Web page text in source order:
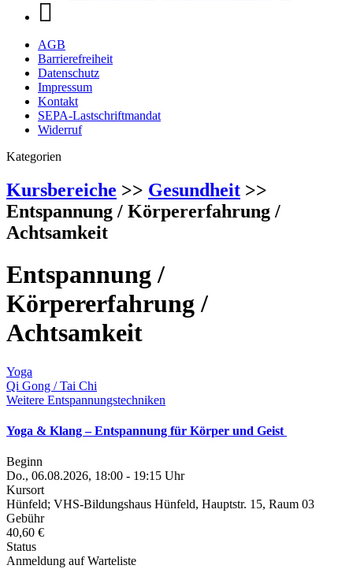
AGB
Barrierefreiheit
Datenschutz
Impressum
Kontakt
SEPA-Lastschriftmandat
Widerruf
Kategorien
Kursbereiche >> Gesundheit >>
Entspannung / Körpererfahrung /
Achtsamkeit
Entspannung /
Körpererfahrung /
Achtsamkeit
Yoga
Qi Gong / Tai Chi
Weitere Entspannungstechniken
Yoga & Klang – Entspannung für Körper und Geist
Beginn
Do., 06.08.2026, 18:00 - 19:15 Uhr
Kursort
Hünfeld; VHS-Bildungshaus Hünfeld, Hauptstr. 15, Raum 03
Gebühr
40,60 €
Status
Anmeldung auf Warteliste